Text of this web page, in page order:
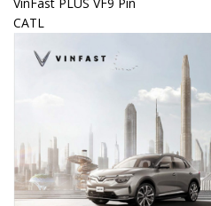
VinFast PLUS VF9 Pin
CATL